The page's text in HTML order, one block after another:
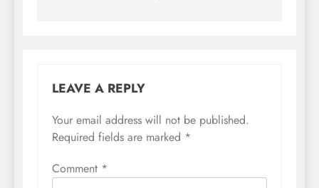
LEAVE A REPLY
Your email address will not be published.
Required fields are marked *
Comment *